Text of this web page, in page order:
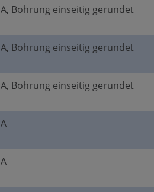
A, Bohrung einseitig gerundet
A, Bohrung einseitig gerundet
A, Bohrung einseitig gerundet
A
A